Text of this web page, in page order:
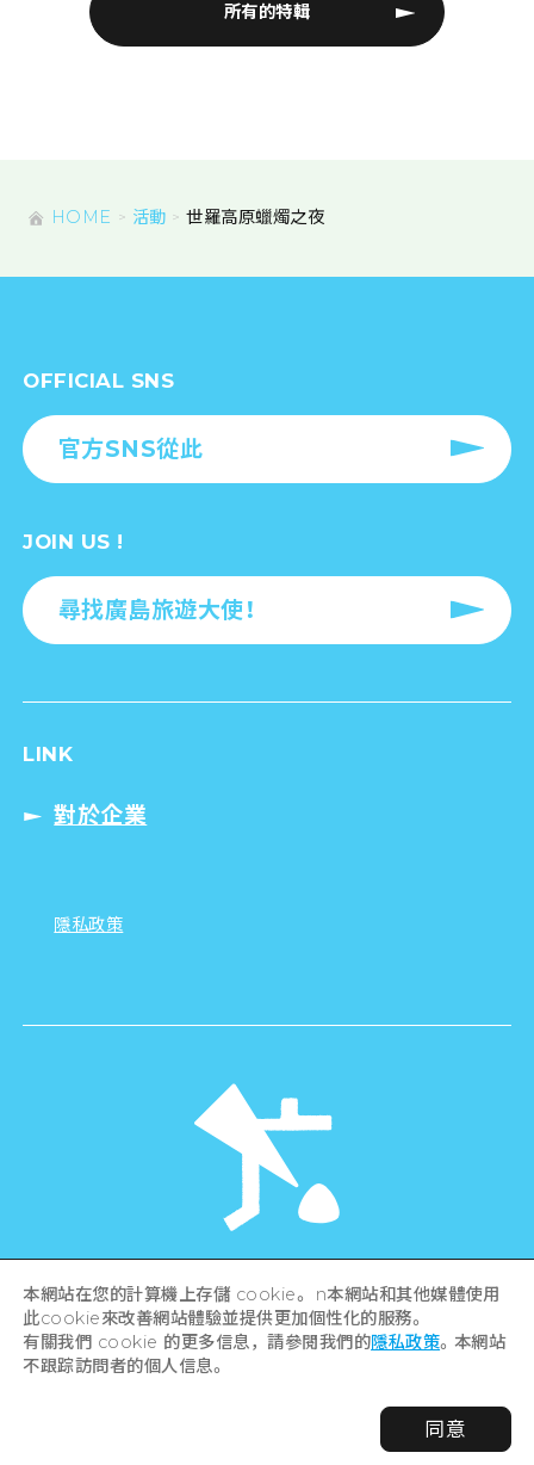
所有的特輯
HOME 活動 世羅高原蠟燭之夜
OFFICIAL SNS
官方SNS從此
JOIN US !
尋找廣島旅遊大使！
LINK
對於企業
隱私政策
Hiroshima Prefecture / Hiroshima City .
All rights reserved
本網站在您的計算機上存儲 cookie。 n本網站和其他媒體使用
此cookie來改善網站體驗並提供更加個性化的服務。
有關我們 cookie 的更多信息，請參閱我們的隱私政策。本網站
不跟踪訪問者的個人信息。
同意